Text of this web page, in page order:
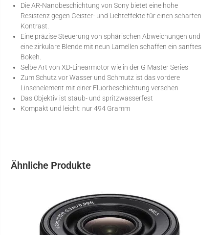
Die AR-Nanobeschichtung von Sony bietet eine hohe
Resistenz gegen Geister- und Lichteffekte für einen scharfen
Kontrast.
Eine präzise Steuerung von sphärischen Abweichungen und
eine zirkulare Blende mit neun Lamellen schaffen ein sanftes
Bokeh.
Selbe Art von XD-Linearmotor wie in der G Master Series
Zum Schutz vor Wasser und Schmutz ist das vordere
Linsenelement mit einer Fluorbeschichtung versehen
Das Objektiv ist staub- und spritzwasserfest
Kompakt und leicht: nur 494 Gramm
Ähnliche Produkte